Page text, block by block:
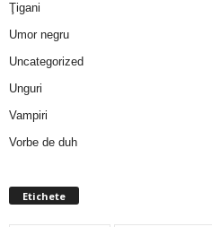
Ţigani
Umor negru
Uncategorized
Unguri
Vampiri
Vorbe de duh
Etichete